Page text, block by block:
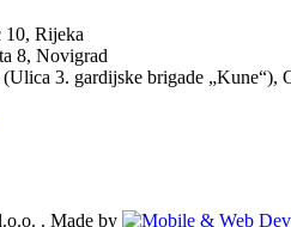
Rijeka
8, Novigrad
3. gardijske brigade „Kune“),
. Made by